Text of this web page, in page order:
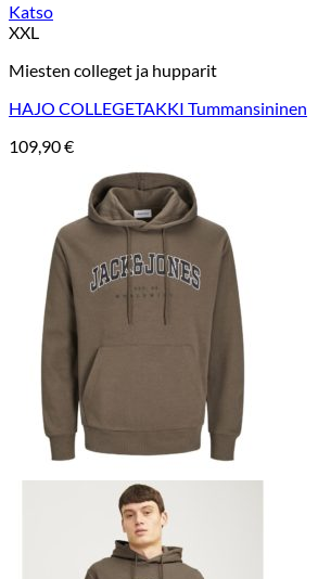
Katso
XXL
Miesten colleget ja hupparit
HAJO COLLEGETAKKI Tummansininen
109,90€